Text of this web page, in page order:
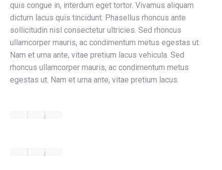
quis congue in, interdum eget tortor. Vivamus aliquam
dictum lacus quis tincidunt. Phasellus rhoncus ante
sollicitudin nisl consectetur ultricies. Sed rhoncus
ullamcorper mauris, ac condimentum metus egestas ut.
Nam et urna ante, vitae pretium lacus vehicula. Sed
rhoncus ullamcorper mauris, ac condimentum metus
egestas ut. Nam et urna ante, vitae pretium lacus.